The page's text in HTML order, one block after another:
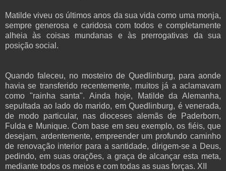
Matilde viveu os últimos anos da sua vida como uma monja,
sempre generosa e caridosa com todos e completamente
alheia às coisas mundanas e às prerrogativas da sua
posição social.
Quando faleceu, no mosteiro de Quedlinburg, para aonde
havia se transferido recentemente, muitos já a aclamavam
como "rainha santa". Ainda hoje, Matilde da Alemanha,
sepultada ao lado do marido, em Quedlinburg, é venerada,
de modo particular, nas dioceses alemãs de Paderborn,
Fulda e Munique. Com base em seu exemplo, os fiéis, que
desejam, ardentemente, empreender um profundo caminho
de renovação interior para a santidade, dirigem-se a Deus,
pedindo, em suas orações, a graça de alcançar esta meta,
mediante todos os meios e com todas as suas forças. XII